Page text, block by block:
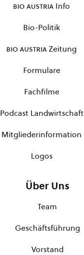
bio austria Info
Bio-Politik
bio austriaZeitung
Formulare
Fachfilme
Podcast Landwirtschaft
Mitgliederinformation
Logos
Über Uns
Team
Geschäftsführung
Vorstand